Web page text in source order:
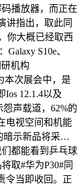
播放器，而正在
讲指出，取此同
你大概已经取西
S10e、
机构
本次展会中，是
12.1.4以及
怨声载道，62%的
电视空间和机能
暗示新品将采…
都能看到乒乓球
取#华为P30#同
令当即收回。正